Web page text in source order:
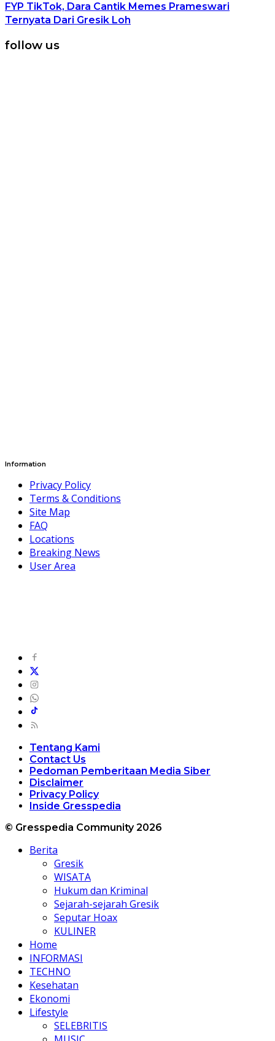
FYP TikTok, Dara Cantik Memes Prameswari
Ternyata Dari Gresik Loh
follow us
Information
Privacy Policy
Terms & Conditions
Site Map
FAQ
Locations
Breaking News
User Area
Tentang Kami
Contact Us
Pedoman Pemberitaan Media Siber
Disclaimer
Privacy Policy
Inside Gresspedia
© Gresspedia Community 2026
Berita
Gresik
WISATA
Hukum dan Kriminal
Sejarah-sejarah Gresik
Seputar Hoax
KULINER
Home
INFORMASI
TECHNO
Kesehatan
Ekonomi
Lifestyle
SELEBRITIS